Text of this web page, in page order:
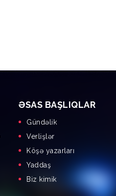
ƏSAS BAŞLIQLAR
Gündəlik
Verlişlər
Köşə yazarları
Yaddaş
Biz kimik